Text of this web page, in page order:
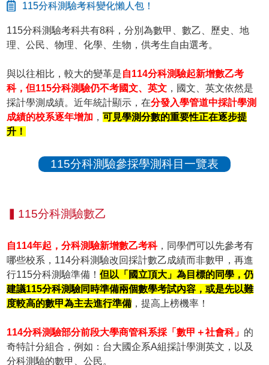
115分科測驗考科變化懶人包！
115分科測驗考科共有8科，分別為數甲、數乙、歷史、地
理、公民、物理、化學、生物，供考生自由選考。
與以往相比，較大的變革是自114分科測驗起新增數乙考
科，但115分科測驗仍不考國文、英文 ，國文、英文依然是
採計學測成績。近年統計顯示，在分發入學管道中採計學測
成績的校系逐年增加 ，可見學測分數的重要性正在逐步提
升！
115分科測驗參採學測科目一覽表
▍115分科測驗數乙
自114年起，分科測驗新增數乙考科，同學們可以先參考有
哪些校系，114分科測驗改回採計數乙成績而非數甲，再進
行115分科測驗準備！但以「國立頂大」為目標的同學，仍
建議115分科測驗同時準備兩個數學考試內容，或是先以難
度較高的數甲為主去進行準備，提高上榜機率！
114分科測驗部分前段大學商管科系採「數甲＋社會科」 的
奇特計分組合，例如：台大國企系A組採計學測英文，以及
分科測驗的數甲、公民。